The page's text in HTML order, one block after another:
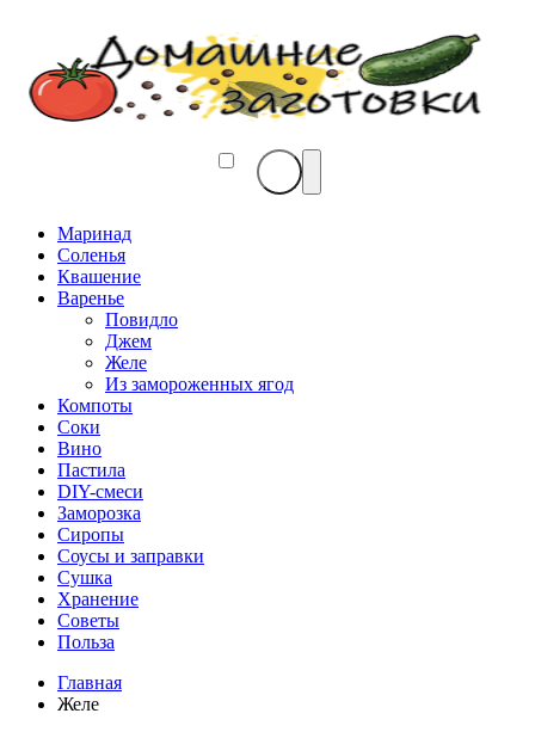
Маринад
Соленья
Квашение
Варенье
Повидло
Джем
Желе
Из замороженных ягод
Компоты
Соки
Вино
Пастила
DIY-смеси
Заморозка
Сиропы
Соусы и заправки
Сушка
Хранение
Советы
Польза
Главная
Желе